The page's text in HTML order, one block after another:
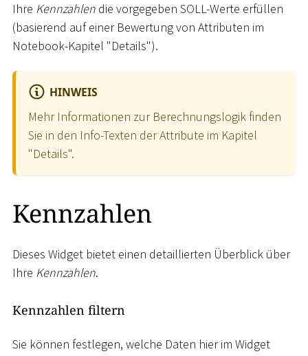
Ihre Kennzahlen die vorgegeben SOLL-Werte erfüllen
(basierend auf einer Bewertung von Attributen im
Notebook-Kapitel "Details").
HINWEIS
Mehr Informationen zur Berechnungslogik finden
Sie in den Info-Texten der Attribute im Kapitel
"Details".
Kennzahlen
Dieses Widget bietet einen detaillierten Überblick über
Ihre Kennzahlen.
Kennzahlen filtern
Sie können festlegen, welche Daten hier im Widget